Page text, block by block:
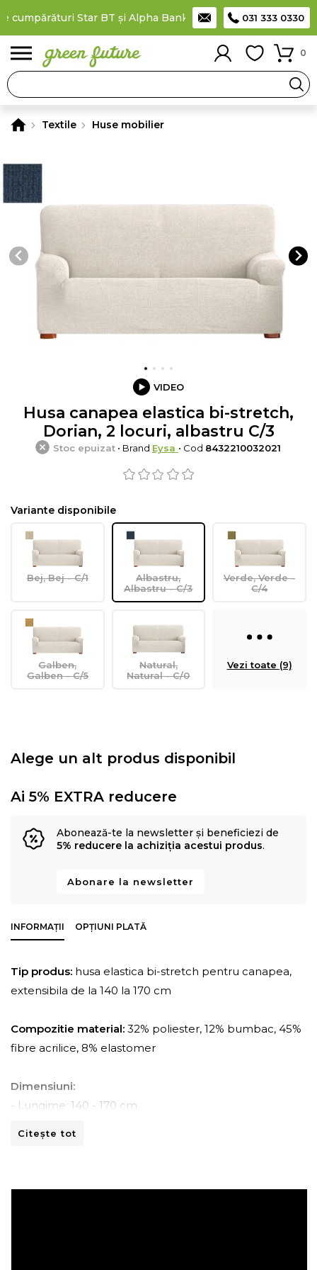
Star BT și Alpha Bank Plătești în rate prin
031 333 0330
0
Textile Huse mobilier
VIDEO
Husa canapea elastica bi-stretch,
Dorian, 2 locuri, albastru C/3
Stoc epuizat • Brand Eysa • Cod 8432210032021
Variante disponibile
Bej, Bej - C/1
Albastru,
Albastru - C/3
Verde, Verde -
C/4
Galben,
Galben - C/5
Natural,
Natural - C/0
Vezi toate (9)
Alege un alt produs disponibil
Ai 5% EXTRA reducere
Abonează-te la newsletter și beneficiezi de
5% reducere la achiziția acestui produs.
Abonare la newsletter
INFORMAȚII OPȚIUNI PLATĂ
Tip produs: husa elastica bi-stretch pentru canapea,
extensibila de la 140 la 170 cm
Compozitie material: 32% poliester, 12% bumbac, 45%
fibre acrilice, 8% elastomer
Dimensiuni:
- Lungime: 140 - 170 cm
- Inaltime: 80 -110 cm
Citește tot